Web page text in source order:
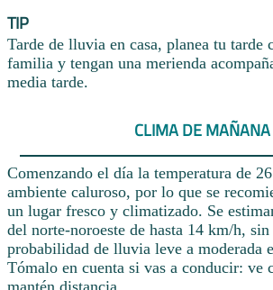
TIP
Tarde de lluvia en casa, planea tu tarde
familia y tengan una merienda
media tarde.
CLIMA DE MAÑANA
Comenzando el día la temperatura de
ambiente caluroso, por lo que se
un lugar fresco y climatizado. Se
del norte-noroeste de hasta 14 km/h,
probabilidad de lluvia leve a moderada
Tómalo en cuenta si vas a conducir: ve